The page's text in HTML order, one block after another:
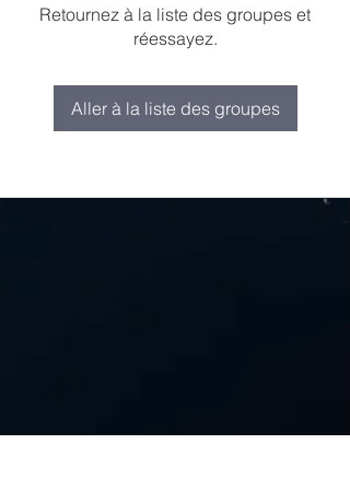
Retournez à la liste des groupes et
réessayez.
Aller à la liste des groupes